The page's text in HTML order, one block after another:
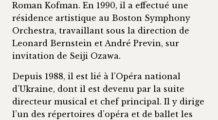
Roman Kofman. En 1990, il a effectué une
résidence artistique au Boston Symphony
Orchestra, travaillant sous la direction de
Leonard Bernstein et André Previn, sur
invitation de Seiji Ozawa.
Depuis 1988, il est lié à l’Opéra national
d’Ukraine, dont il est devenu par la suite
directeur musical et chef principal. Il y dirige
l’un des répertoires d’opéra et de ballet les